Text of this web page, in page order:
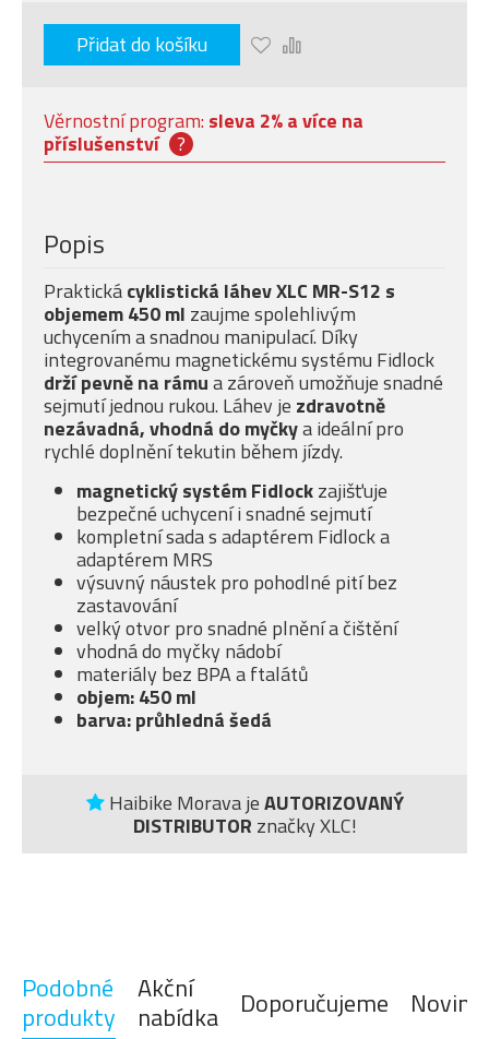
Přidat do košíku
Haibike Morava jeAUTORIZOVANÝ
DISTRIBUTOR značky XLC!
Věrnostní program: sleva 2% a více na
příslušenství ?
Popis
Praktickácyklistická láhev XLC MR-S12 s
objemem 450 ml zaujme spolehlivým
uchycením a snadnou manipulací. Díky
integrovanému magnetickému systému Fidlock
drží pevně na rámua zároveň umožňuje snadné
sejmutí jednou rukou. Láhev je zdravotně
nezávadná, vhodná do myčkya ideální pro
rychlé doplnění tekutin během jízdy.
magnetický systém Fidlockzajišťuje
bezpečné uchycení i snadné sejmutí
kompletní sada s adaptérem Fidlock a
adaptérem MRS
výsuvný náustek pro pohodlné pití bez
zastavování
velký otvor pro snadné plnění a čištění
vhodná do myčky nádobí
materiály bez BPA a ftalátů
objem: 450 ml
barva: průhledná šedá
Podobné
produkty
Akční
nabídka Doporučujeme